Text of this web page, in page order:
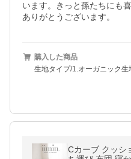
います。きっと孫たちにも
ありがとうございます。
購入した商品
生地タイプ/1.オーガニック
Cカーブ クッシ